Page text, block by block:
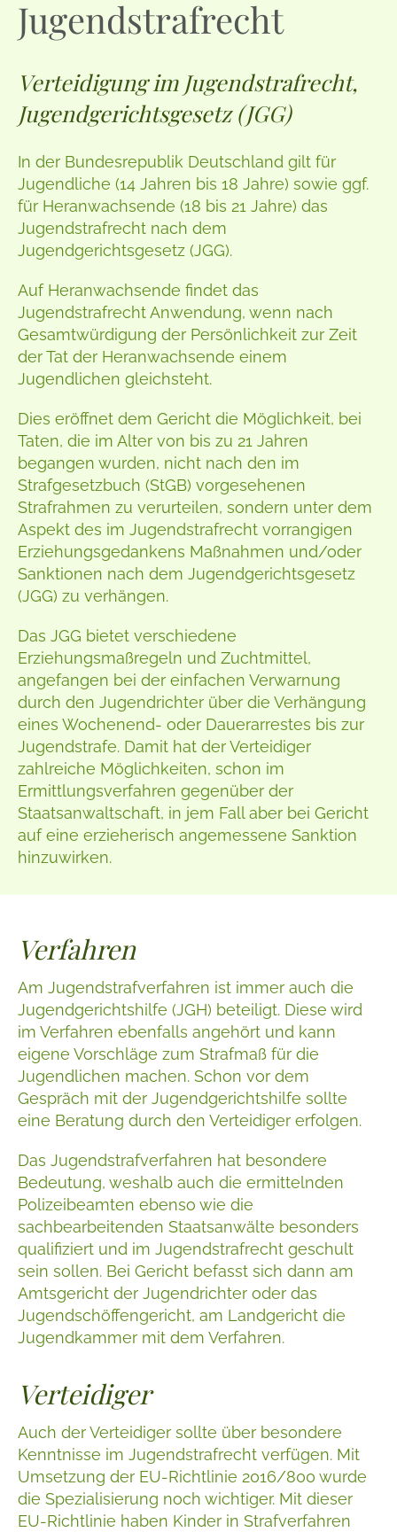
Jugendstrafrecht
Verteidigung im Jugendstrafrecht,
Jugendgerichtsgesetz (JGG)
In der Bundesrepublik Deutschland gilt für
Jugendliche (14 Jahren bis 18 Jahre) sowie ggf.
für Heranwachsende (18 bis 21 Jahre) das
Jugendstrafrecht nach dem
Jugendgerichtsgesetz (JGG).
Auf Heranwachsende findet das
Jugendstrafrecht Anwendung, wenn nach
Gesamtwürdigung der Persönlichkeit zur Zeit
der Tat der Heranwachsende einem
Jugendlichen gleichsteht.
Dies eröffnet dem Gericht die Möglichkeit, bei
Taten, die im Alter von bis zu 21 Jahren
begangen wurden, nicht nach den im
Strafgesetzbuch (StGB) vorgesehenen
Strafrahmen zu verurteilen, sondern unter dem
Aspekt des im Jugendstrafrecht vorrangigen
Erziehungsgedankens Maßnahmen und/oder
Sanktionen nach dem Jugendgerichtsgesetz
(JGG) zu verhängen.
Das JGG bietet verschiedene
Erziehungsmaßregeln und Zuchtmittel,
angefangen bei der einfachen Verwarnung
durch den Jugendrichter über die Verhängung
eines Wochenend- oder Dauerarrestes bis zur
Jugendstrafe. Damit hat der Verteidiger
zahlreiche Möglichkeiten, schon im
Ermittlungsverfahren gegenüber der
Staatsanwaltschaft, in jem Fall aber bei Gericht
auf eine erzieherisch angemessene Sanktion
hinzuwirken.
Verfahren
Am Jugendstrafverfahren ist immer auch die
Jugendgerichtshilfe (JGH) beteiligt. Diese wird
im Verfahren ebenfalls angehört und kann
eigene Vorschläge zum Strafmaß für die
Jugendlichen machen. Schon vor dem
Gespräch mit der Jugendgerichtshilfe sollte
eine Beratung durch den Verteidiger erfolgen.
Das Jugendstrafverfahren hat besondere
Bedeutung, weshalb auch die ermittelnden
Polizeibeamten ebenso wie die
sachbearbeitenden Staatsanwälte besonders
qualifiziert und im Jugendstrafrecht geschult
sein sollen. Bei Gericht befasst sich dann am
Amtsgericht der Jugendrichter oder das
Jugendschöffengericht, am Landgericht die
Jugendkammer mit dem Verfahren.
Verteidiger
Auch der Verteidiger sollte über besondere
Kenntnisse im Jugendstrafrecht verfügen. Mit
Umsetzung der EU-Richtlinie 2016/800 wurde
die Spezialisierung noch wichtiger. Mit dieser
EU-Richtlinie haben Kinder in Strafverfahren